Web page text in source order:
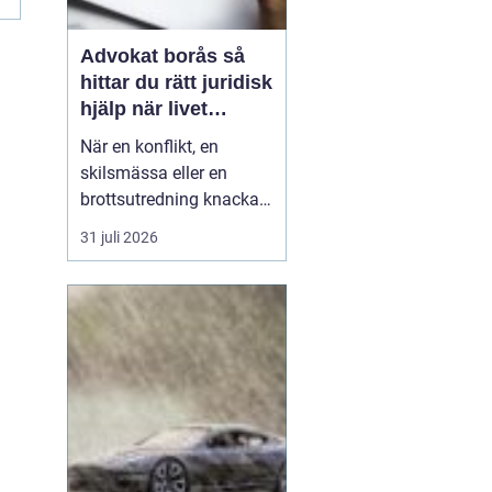
Advokat borås så
hittar du rätt juridisk
hjälp när livet
krånglar
När en konflikt, en
skilsmässa eller en
brottsutredning knackar
på dörren förändras
vardagen snabbt.
länge med att kontakta
jurist, ofta av oro för
kostnader eller för att de
inte vet vart de ska
vända sig. Samtidigt kan
31 juli 2026